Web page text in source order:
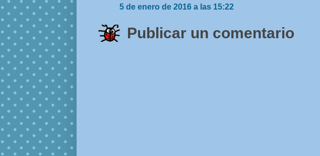
5 de enero de 2016 a las 15:22
Publicar un comentario